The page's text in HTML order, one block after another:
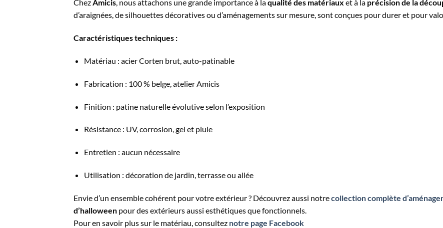
ChezAmicis, nous attachons une grande importance à laqualité des matériaux et à la précision de la
d’araignées, de silhouettes décoratives ou d’aménagements sur mesure, sont conçues pour durer et pour
Caractéristiques techniques :
Matériau : acier Corten brut, auto-patinable
Fabrication : 100 % belge, atelier Amicis
Finition : patine naturelle évolutive selon l’exposition
Résistance : UV, corrosion, gel et pluie
Entretien : aucun nécessaire
Utilisation : décoration de jardin, terrasse ou allée
Envie d’un ensemble cohérent pour votre extérieur ? Découvrez aussi notrecollection complète
d’halloween pour des extérieurs aussi esthétiques que fonctionnels.
Pour en savoir plus sur le matériau, consultez notre page Facebook